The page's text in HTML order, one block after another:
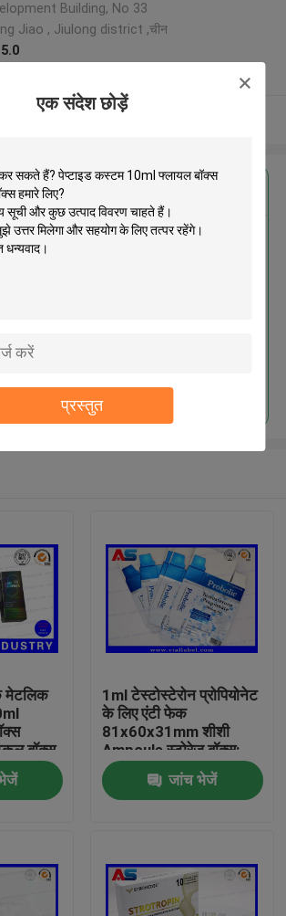
एक संदेश छोड़ें
प्रस्तुत
Building, No 33
Jiao , Jiulong district ,चीन
5.0
उत्तम प्रतिदान प्राप्त करें
पेप्टाइड कस्टम 10ml फ्लायल बॉक्स
मेटलिक
बॉक्स
1ml टेस्टोस्टेरोन प्रोपियोनेट
के लिए एंटी फेक
81x60x31mm शीशी
Ampoule स्टोरेज बॉक्स:
जांच भेजें